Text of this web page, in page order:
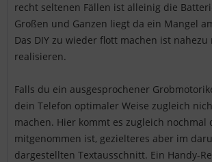
recht seltenen Fällen ist alleinig die
Großen und Ganzen liegt da ein Mangel
Das DIY zu wieder flott machen ist nahezu
realisieren.
Falls du ein ausgesprochener
dein Telefon optimaler Weise zugleich
machen. Hier kommt es zugleich nochmal
mitgenommen ist, gezielteres aber im
dargestellten Textausschnitt. Ein Handy-